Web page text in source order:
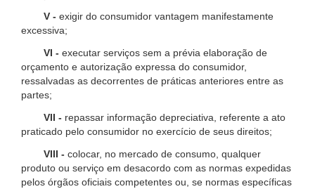
V - exigir do consumidor vantagem manifestamente
excessiva;
VI - executar serviços sem a prévia elaboração de
orçamento e autorização expressa do consumidor,
ressalvadas as decorrentes de práticas anteriores entre as
partes;
VII - repassar informação depreciativa, referente a ato
praticado pelo consumidor no exercício de seus direitos;
VIII - colocar, no mercado de consumo, qualquer
produto ou serviço em desacordo com as normas expedidas
pelos órgãos oficiais competentes ou, se normas específicas